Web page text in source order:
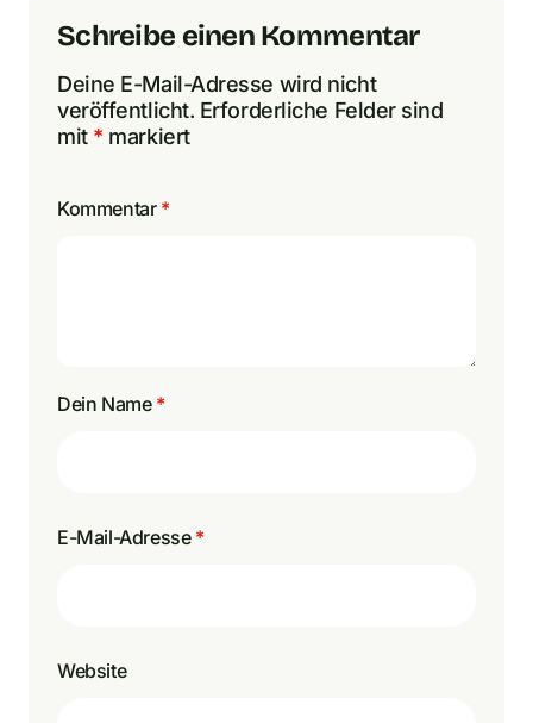
Schreibe einen Kommentar
Deine E-Mail-Adresse wird nicht
veröffentlicht. Erforderliche Felder sind
mit * markiert
Kommentar *
Dein Name *
E-Mail-Adresse *
Website